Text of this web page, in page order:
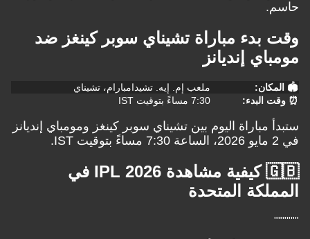
مباراة تشيناي سوبر كينغز ضد
إنديانز
ملعب إم. إيه. تشيدامبارام، تشيناي
7:30 مساءً بتوقيت IST
اليوم بين تشيناي سوبر كينغز ومومباي إنديانز
🇬🇧 كيفية مشاهدة IPL 2026 في
المتحدة